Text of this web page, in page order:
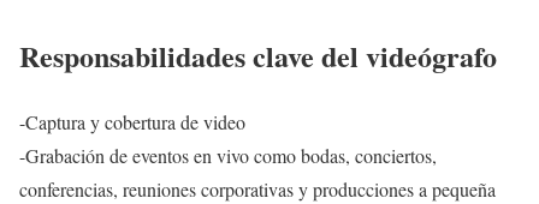
Responsabilidades clave del videógrafo
-Captura y cobertura de video
-Grabación de eventos en vivo como bodas, conciertos,
conferencias, reuniones corporativas y producciones a pequeña